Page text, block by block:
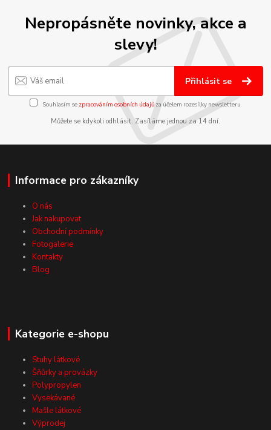
Nepropásněte novinky, akce a
slevy!
Přihlásit se
Souhlasím se zpracováním osobních údajůza účelem rozesílky newsletteru.
Můžete se kdykoli odhlásit. Zasíláme jednou za 14 dní.
Informace pro zákazníky
O nás
Jak nakupovat
Obchodní podmínky
Fotogalerie
Kontakty
Blog
Kategorie e-shopu
Stuhy látkové
Šňůrky a provázky
Polypropylen
Vysekávané
Mašle látkové
Výprodej